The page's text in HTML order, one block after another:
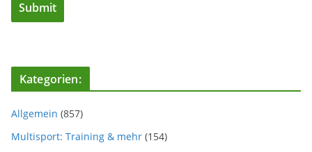
Kategorien:
Allgemein (857)
Multisport: Training & mehr (154)